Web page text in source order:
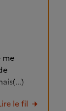
me
le fil